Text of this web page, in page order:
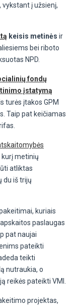
į užsienį,
keisis metinės ir
bei riboto
NPD.
fondų
įstatymą
turės įtakos GPM
Taip pat keičiamas
metinių
atliktas
du iš trijų
kuriais
paslaugas
pat naujai
pateikti
teikti
nutraukia, o
reikės pateikti VMI.
projektas,